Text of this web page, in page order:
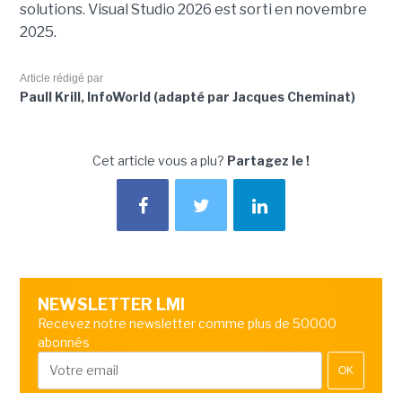
solutions. Visual Studio 2026 est sorti en novembre
2025.
Article rédigé par
Paull Krill, InfoWorld (adapté par Jacques Cheminat)
Cet article vous a plu? Partagez le !
NEWSLETTER LMI
Recevez notre newsletter comme plus de 50000
abonnés
OK